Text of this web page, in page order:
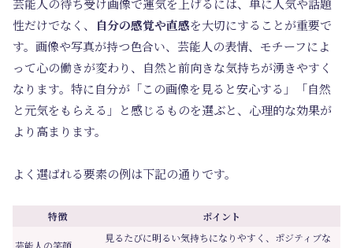
芸能人の待ち受け画像で運気を上げるには、単に人気や話題
性だけでなく、
自分の感覚や直感を大切にすることが重要で
す。画像や写真が持つ色合い、芸能人の表情、モチーフによ
って心の働きが変わり、自然と前向きな気持ちが湧きやすく
なります。特に自分が「この画像を見ると安心する」「自然
と元気をもらえる」と感じるものを選ぶと、心理的な効果が
より高まります。
よく選ばれる要素の例は下記の通りです。
特徴 ポイント
芸能人の笑顔
見るたびに明るい気持ちになりやすく、ポジティブな